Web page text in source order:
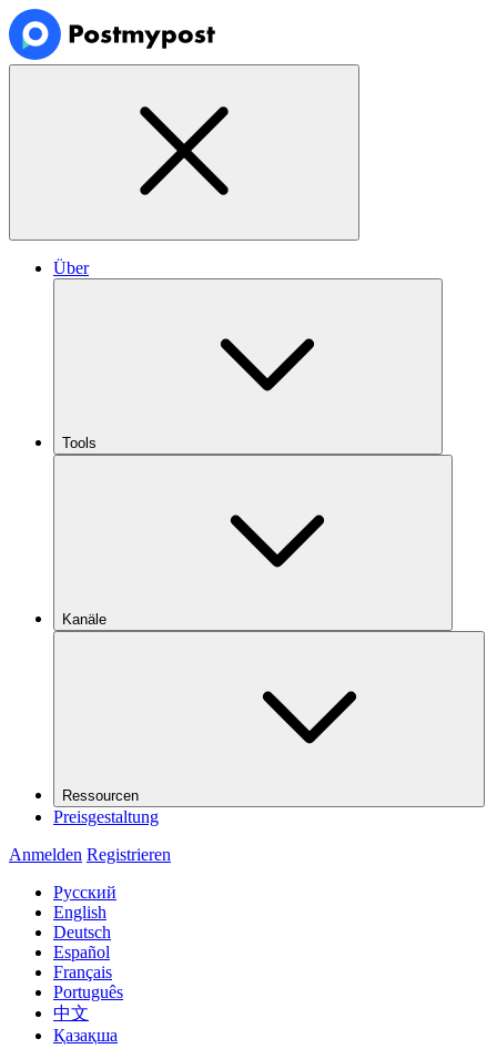
Über
Tools
Kanäle
Ressourcen
Preisgestaltung
Anmelden Registrieren
Русский
English
Deutsch
Español
Français
Português
中文
Қазақша